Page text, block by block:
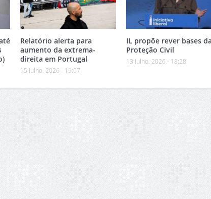
Relatório alerta para
aumento da extrema-
direita em Portugal
15 Julho, 2026 - 19:07
IL propõe rever bases
Proteção Civil
13 Julho, 2026 - 18:28